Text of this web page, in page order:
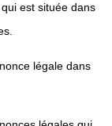
est située dans
légale dans